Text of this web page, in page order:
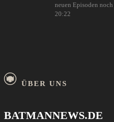
neuen Episoden
20:22
ÜBER UNS
BATMANNEWS.DE